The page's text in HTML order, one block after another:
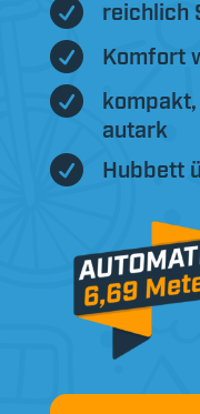
 reichlich
 Komfort

autark
 Hubbett